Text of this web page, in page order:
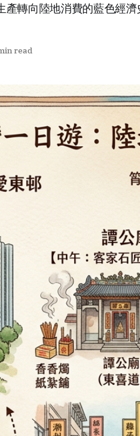
轉向陸地消費的藍色經濟
read